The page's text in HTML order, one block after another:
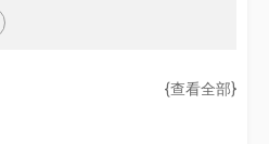
{查看全部}